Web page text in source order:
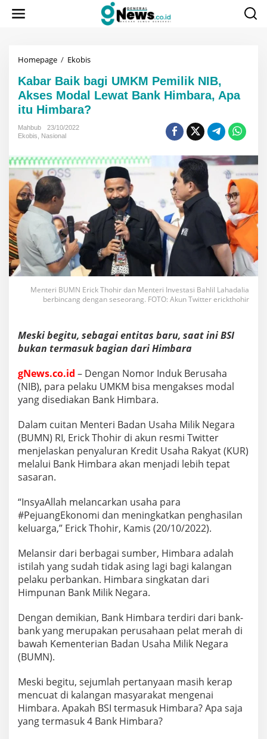
Homepage / EkobisKabar
bagi
UMKM
Pemilik
NIB,
Bank
Himbara,
Apa
Himbara?
Kabar Baik bagi UMKM Pemilik NIB,
Akses Modal Lewat Bank Himbara, Apa
itu Himbara?
Mahbub
23/10/2022
Ekobis
Nasional
Menteri BUMN Erick Thohir dan Menteri Investasi Bahlil Lahadalia
berbincang dengan seseorang. FOTO: Akun Twitter erickthohir
Meski begitu, sebagai entitas baru, saat ini BSI
bukan termasuk bagian dari Himbara
gNews.co.id – Dengan Nomor Induk Berusaha
(NIB), para pelaku UMKM bisa mengakses modal
yang disediakan Bank Himbara.
Dalam cuitan Menteri Badan Usaha Milik Negara
(BUMN) RI, Erick Thohir di akun resmi Twitter
menjelaskan penyaluran Kredit Usaha Rakyat (KUR)
melalui Bank Himbara akan menjadi lebih tepat
sasaran.
“InsyaAllah melancarkan usaha para
#PejuangEkonomi dan meningkatkan penghasilan
keluarga,” Erick Thohir, Kamis (20/10/2022).
Melansir dari berbagai sumber, Himbara adalah
istilah yang sudah tidak asing lagi bagi kalangan
pelaku perbankan. Himbara singkatan dari
Himpunan Bank Milik Negara.
Dengan demikian, Bank Himbara terdiri dari bank-
bank yang merupakan perusahaan pelat merah di
bawah Kementerian Badan Usaha Milik Negara
(BUMN).
Meski begitu, sejumlah pertanyaan masih kerap
mencuat di kalangan masyarakat mengenai
Himbara. Apakah BSI termasuk Himbara? Apa saja
yang termasuk 4 Bank Himbara?